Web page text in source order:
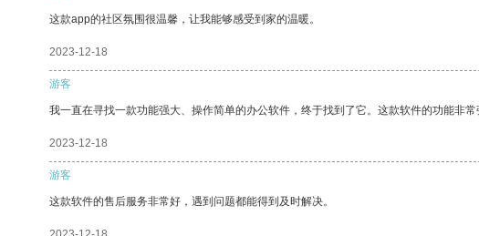
这款app的社区氛围很温馨，让我能够感受到家的温暖。
2023-12-18
游客
我一直在寻找一款功能强大、操作简单的办公软件，终于找到了它。这款软件的功能非
2023-12-18
游客
这款软件的售后服务非常好，遇到问题都能得到及时解决。